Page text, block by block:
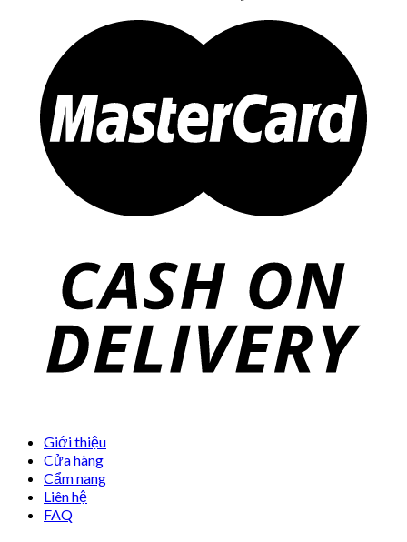
Giới thiệu
Cửa hàng
Cẩm nang
Liên hệ
FAQ